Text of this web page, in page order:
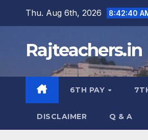
Thu. Aug 6th, 2026 8:42:41
Rajteachers.in
6TH PAY
DISCLAIMER Q & A